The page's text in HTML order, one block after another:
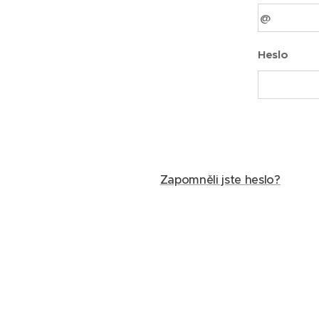
Heslo
Zapomněli jste heslo?